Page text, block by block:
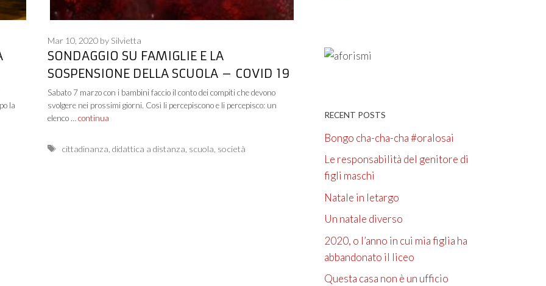
la
SONDAGGIO SU FAMIGLIE E LA
SOSPENSIONE DELLA SCUOLA – COVID 19
Mar 10, 2020 by Silvietta
Sabato 7 marzo con i bambini faccio il conto dei compiti che devono
svolgere nei prossimi giorni. Così li percepiscono e li percepisco: un
elenco … continua
Tags
cittadinanza didattica a distanza scuola società
RECENT POSTS
Bongo cha-cha-cha #oralosai
Le responsabilità del genitore di
figli maschi
Natale in letargo
Un natale diverso
2020, o l’anno in cui mia figlia ha
abbandonato il liceo
Questa casa non è un ufficio